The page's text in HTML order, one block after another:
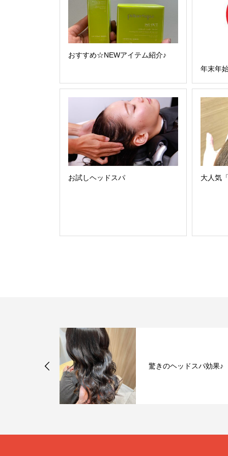
おすすめ☆NEWアイテム紹介♪
年末年
お試しヘッドスパ 大人気
驚きのヘッドスパ効果♪